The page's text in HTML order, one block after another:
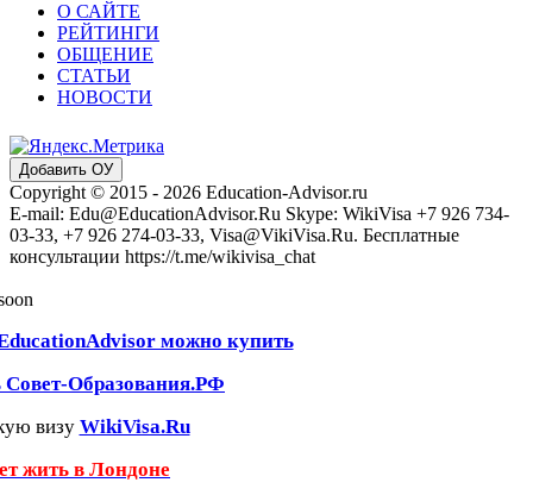
О САЙТЕ
РЕЙТИНГИ
ОБЩЕНИЕ
СТАТЬИ
НОВОСТИ
Добавить ОУ
Copyright © 2015 - 2026 Education-Advisor.ru
E-mail: Edu@EducationAdvisor.Ru Skype: WikiVisa +7 926 734-
03-33, +7 926 274-03-33, Visa@VikiVisa.Ru. Бесплатные
консультации https://t.me/wikivisa_chat
можно купить
Совет-Образования.РФ
визу WikiVisa.Ru
жить в Лондоне